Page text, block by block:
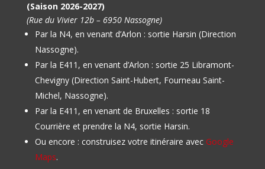
(Saison 2026-2027)
(Rue du Vivier 12b – 6950 Nassogne)
Par la N4, en venant d’Arlon : sortie Harsin (Direction
Nassogne).
Par la E411, en venant d’Arlon : sortie 25 Libramont-
Chevigny (Direction Saint-Hubert, Fourneau Saint-
Michel, Nassogne).
Par la E411, en venant de Bruxelles : sortie 18
Courrière et prendre la N4, sortie Harsin.
Ou encore : construisez votre itinéraire avec Google
Maps.